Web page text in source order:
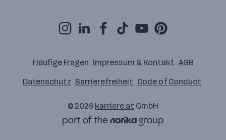
Häufige Fragen Impressum & Kontakt AGB
Datenschutz Barrierefreiheit Code of Conduct
© 2026 karriere.at GmbH